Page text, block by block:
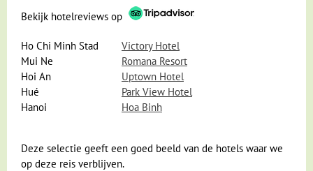
Bekijk hotelreviews op
Ho Chi Minh Stad
Victory Hotel
Mui Ne
Romana Resort
Hoi An
Uptown Hotel
Hué
Park View Hotel
Hanoi
Hoa Binh
Deze selectie geeft een goed beeld van de hotels waar we
op deze reis verblijven.